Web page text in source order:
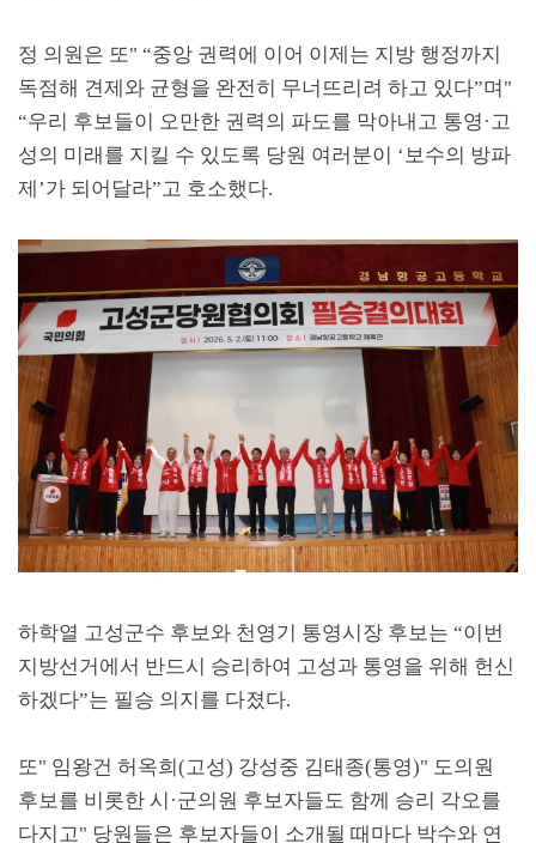
정 의원은 또" “중앙 권력에 이어 이제는 지방 행정까지
독점해 견제와 균형을 완전히 무너뜨리려 하고 있다”며 "
“우리 후보들이 오만한 권력의 파도를 막아내고 통영 ·고
성의 미래를 지킬 수 있도록 당원 여러분이 ‘보수의 방파
제 ’가 되어달라”고 호소했다.
하학열 고성군수 후보와 천영기 통영시장 후보는 “이번
지방선거에서 반드시 승리하여 고성과 통영을 위해 헌신
하겠다”는 필승 의지를 다졌다.
또" 임왕건 허옥희(고성) 강성중 김태종(통영)" 도의원
후보를 비롯한 시 ·군의원 후보자들도 함께 승리 각오를
다지고" 당원들은 후보자들이 소개될 때마다 박수와 연